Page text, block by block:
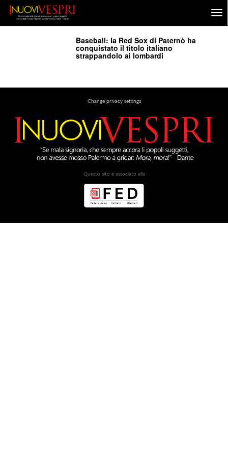
Baseball: la Red Sox di Paternò ha
conquistato il titolo italiano
strappandolo ai lombardi
Change privacy settings
Questo sito è associato alla